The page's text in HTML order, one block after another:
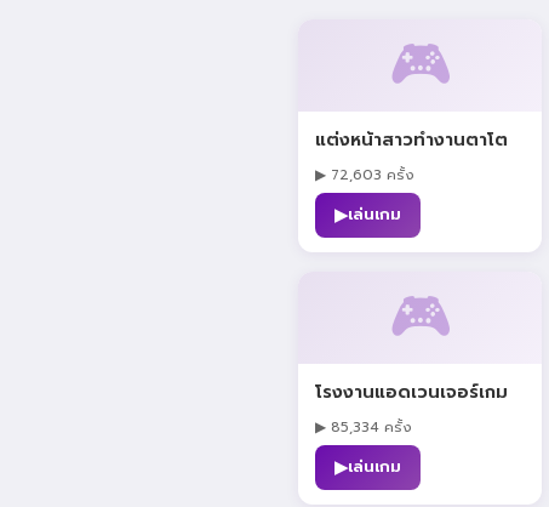
🎮
แต่งหน้าสาวทำงานตาโต
▶ 72,603 ครั้ง
▶เล่นเกม
🎮
โรงงานแอดเวนเจอร์เกม
▶ 85,334 ครั้ง
▶เล่นเกม